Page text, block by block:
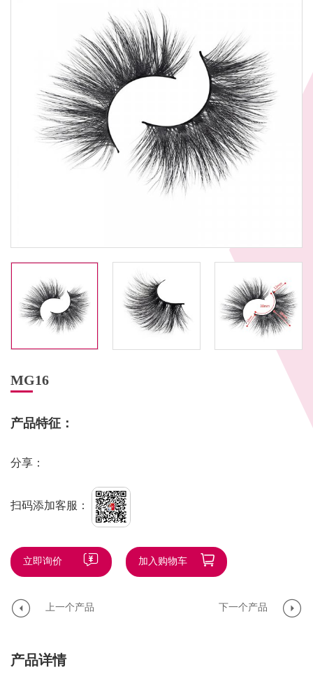
MG16
产品特征：
分享：
扫码添加客服：
立即询价 加入购物车
上一个产品 下一个产品
产品详情